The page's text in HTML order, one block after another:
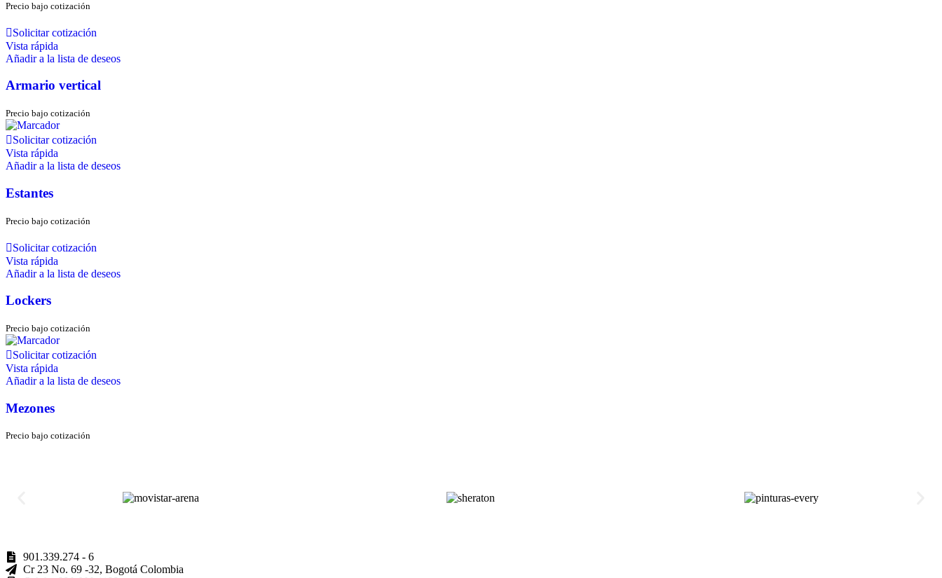
Precio bajo cotización
Solicitar cotización
Vista rápida
Añadir a la lista de deseos
Armario vertical
Precio bajo cotización
Solicitar cotización
Vista rápida
Añadir a la lista de deseos
Estantes
Precio bajo cotización
Solicitar cotización
Vista rápida
Añadir a la lista de deseos
Lockers
Precio bajo cotización
Solicitar cotización
Vista rápida
Añadir a la lista de deseos
Mezones
Precio bajo cotización
901.339.274 - 6
Cr 23 No. 69 -32, Bogotá Colombia